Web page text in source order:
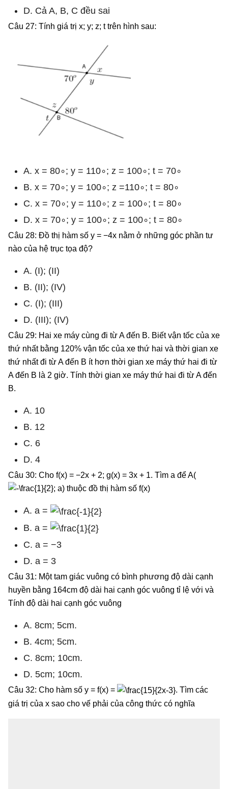
D. Cả A, B, C đều sai
Câu 27: Tính giá trị x; y; z; t trên hình sau:
A. x = 80∘; y = 110∘; z = 100∘; t = 70∘
B. x = 70∘; y = 100∘; z =110∘; t = 80∘
C. x = 70∘; y = 110∘; z = 100∘; t = 80∘
D. x = 70∘; y = 100∘; z = 100∘; t = 80∘
Câu 28: Đồ thị hàm số y = −4x nằm ở những góc phần tư
nào của hệ trục tọa độ?
A. (I); (II)
B. (II); (IV)
C. (I); (III)
D. (III); (IV)
Câu 29: Hai xe máy cùng đi từ A đến B. Biết vận tốc của xe
thứ nhất bằng 120% vận tốc của xe thứ hai và thời gian xe
thứ nhất đi từ A đến B ít hơn thời gian xe máy thứ hai đi từ
A đến B là 2 giờ. Tính thời gian xe máy thứ hai đi từ A đến
B.
A. 10
B. 12
C. 6
D. 4
Câu 30: Cho f(x) = −2x + 2; g(x) = 3x + 1. Tìm a để A(
; a) thuộc đồ thị hàm số f(x)
A. a =
B. a =
C. a = −3
D. a = 3
Câu 31: Một tam giác vuông có bình phương độ dài cạnh
huyền bằng 164cm độ dài hai cạnh góc vuông tỉ lệ với và
Tính độ dài hai cạnh góc vuông
A. 8cm; 5cm.
B. 4cm; 5cm.
C. 8cm; 10cm.
D. 5cm; 10cm.
Câu 32: Cho hàm số y = f(x) =
. Tìm các
giá trị của x sao cho vế phải của công thức có nghĩa